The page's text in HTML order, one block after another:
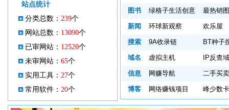
图书 绿格子生活创意 最热销
新闻 环球新观察 欢乐屋
搜索 9A收录链 BT种子
域名 虚拟主机 IP反查
信息 网赚导航 二手买
博客 网络赚钱项目 峰少数卡
站点统计
分类总数： 239个
网站总数： 13090个
已审网站： 12520个
未审网站： 65个
实用工具： 27个
常用软件： 20个